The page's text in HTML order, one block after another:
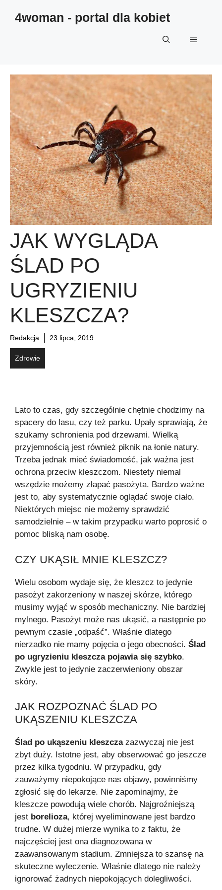
4woman - portal dla kobiet
JAK WYGLĄDA
ŚLAD PO
UGRYZIENIU
KLESZCZA?
Redakcja 23 lipca, 2019
Zdrowie
Lato to czas, gdy szczególnie chętnie chodzimy na
spacery do lasu, czy też parku. Upały sprawiają, że
szukamy schronienia pod drzewami. Wielką
przyjemnością jest również piknik na łonie natury.
Trzeba jednak mieć świadomość, jak ważna jest
ochrona przeciw kleszczom. Niestety niemal
wszędzie możemy złapać pasożyta. Bardzo ważne
jest to, aby systematycznie oglądać swoje ciało.
Niektórych miejsc nie możemy sprawdzić
samodzielnie – w takim przypadku warto poprosić o
pomoc bliską nam osobę.
CZY UKĄSIŁ MNIE KLESZCZ?
Wielu osobom wydaje się, że kleszcz to jedynie
pasożyt zakorzeniony w naszej skórze, którego
musimy wyjąć w sposób mechaniczny. Nie bardziej
mylnego. Pasożyt może nas ukąsić, a następnie po
pewnym czasie „odpaść”. Właśnie dlatego
nierzadko nie mamy pojęcia o jego obecności. Ślad
po ugryzieniu kleszcza pojawia się szybko.
Zwykle jest to jedynie zaczerwieniony obszar
skóry.
JAK ROZPOZNAĆ ŚLAD PO
UKĄSZENIU KLESZCZA
Ślad po ukąszeniu kleszczazazwyczaj nie jest
zbyt duży. Istotne jest, aby obserwować go jeszcze
przez kilka tygodniu. W przypadku, gdy
zauważymy niepokojące nas objawy, powinniśmy
zgłosić się do lekarze. Nie zapominajmy, że
kleszcze powodują wiele chorób. Najgroźniejszą
jest borelioza, której wyeliminowane jest bardzo
trudne. W dużej mierze wynika to z faktu, że
najczęściej jest ona diagnozowana w
zaawansowanym stadium. Zmniejsza to szansę na
skuteczne wyleczenie. Właśnie dlatego nie należy
ignorować żadnych niepokojących dolegliwości.